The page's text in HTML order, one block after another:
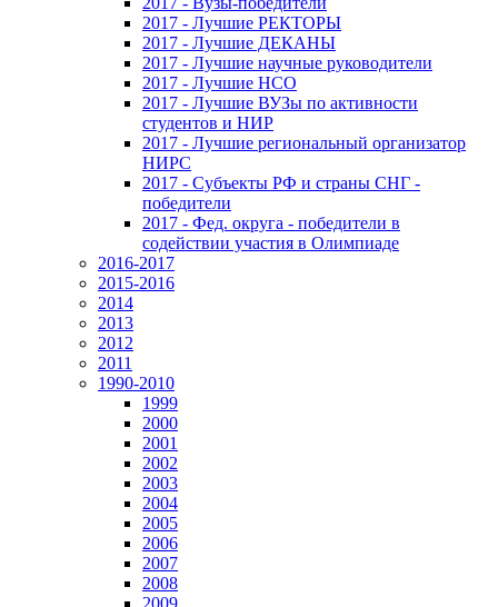
2017 - Лучшие РЕКТОРЫ
2017 - Лучшие ДЕКАНЫ
2017 - Лучшие научные руководители
2017 - Лучшие НСО
2017 - Лучшие ВУЗы по активности
студентов и НИР
2017 - Лучшие региональный организатор
НИРС
2017 - Субъекты РФ и страны СНГ -
победители
2017 - Фед. округа - победители в
содействии участия в Олимпиаде
2016-2017
2015-2016
2014
2013
2012
2011
1990-2010
1999
2000
2001
2002
2003
2004
2005
2006
2007
2008
2009